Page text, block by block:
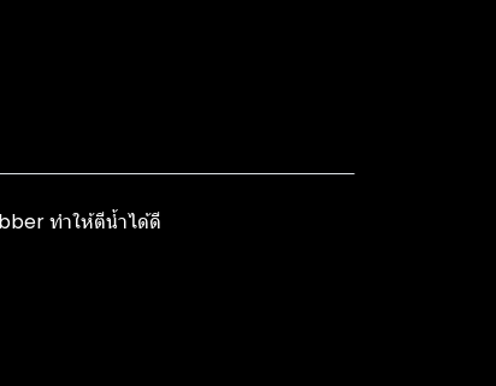
ทำให้ตีน้ำได้ดี